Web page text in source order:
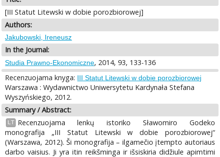
[III Statut Litewski w dobie porozbiorowej]
Authors:
Jakubowski, Ireneusz
In the Journal:
Studia Prawno-Ekonomiczne, 2014, 93, 133-136
Recenzuojama knyga: III Statut Litewski w dobie porozbiorowej
Warszawa : Wydawnictwo Uniwersytetu Kardynała Stefana
Wyszyńskiego, 2012.
Summary / Abstract:
LT
Recenzuojama lenkų istoriko Sławomiro Godeko
monografija „III Statut Litewski w dobie porozbiorowej“
(Warszawa, 2012). Ši monografija – ilgamečio įtempto autoriaus
darbo vaisius. Ji yra itin reikšminga ir išsiskiria didžiule apimtimi